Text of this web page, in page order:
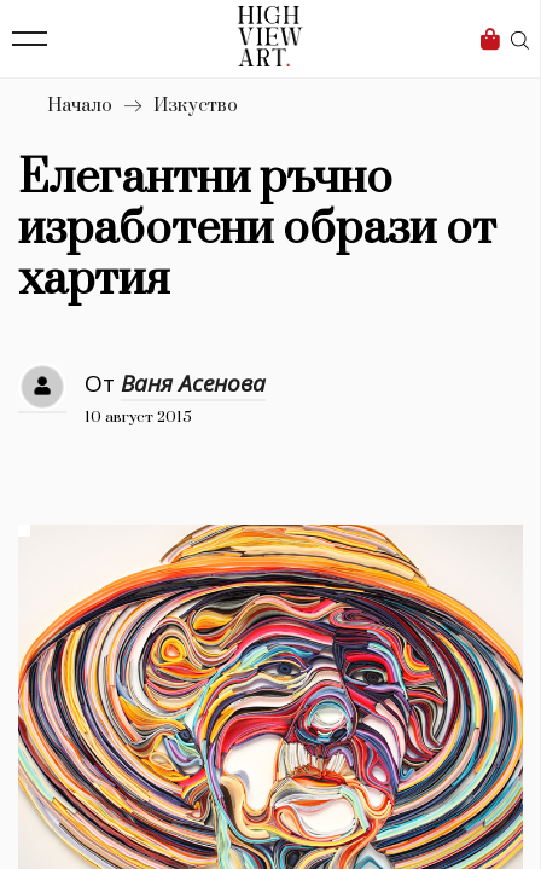
Бизнес
Мода
Dialogue
Изкуство
4340
Красота
Дизайн
Гурме 1710
Пътувай
237
Здраве 389
Gentlemen
Начало Изкуство
Елегантни ръчно
изработени образи от
хартия
От Ваня Асенова
10 август 2015